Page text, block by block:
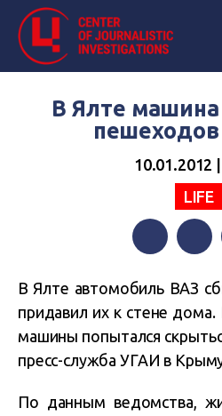
В Ялте
пешеходов
10.01.2012
LIFE
В Ялте автомобиль ВАЗ
придавил их к стене
машины попытался
пресс-служба УГАИ в
По данным ведомства,